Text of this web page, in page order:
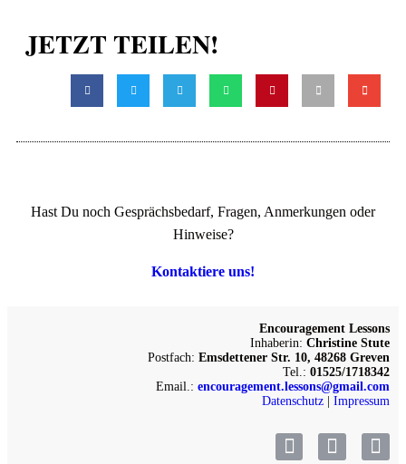
JETZT TEILEN!
Hast Du noch Gesprächsbedarf, Fragen, Anmerkungen oder
Hinweise?
Kontaktiere uns!
Encouragement Lessons
Inhaberin: Christine Stute
Postfach: Emsdettener Str. 10, 48268 Greven
Tel.: 01525/1718342
Email.: encouragement.lessons@gmail.com
Datenschutz | Impressum